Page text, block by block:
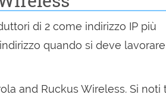
di 2 come indirizzo IP più
quando si deve
and Ruckus Wireless. Si noti